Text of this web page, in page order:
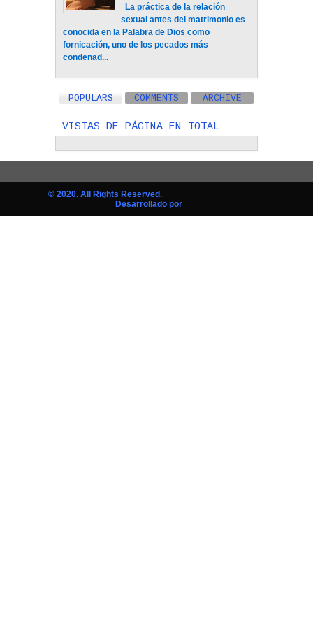
La práctica de la relación
sexual antes del matrimonio es
conocida en la Palabra de Dios como
fornicación, uno de los pecados más
condenad...
POPULARS COMMENTS ARCHIVE
VISTAS DE PÁGINA EN TOTAL
© 2020. All Rights Reserved.
Desarrollado por